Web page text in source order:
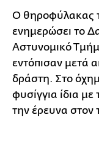
Ο θηροφύλακας
ενημερώσει το
Αστυνομικό
εντόπισαν μετά
δράστη. Στο
φυσίγγια ίδια
την έρευνα στον